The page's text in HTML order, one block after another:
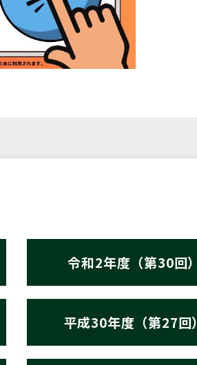
令和2年度（第30回）
平成30年度（第27回）